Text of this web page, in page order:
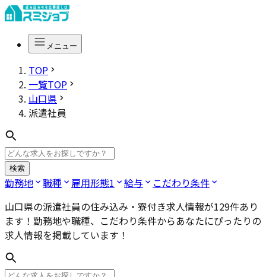
メニュー
TOP
一覧TOP
山口県
派遣社員
検索
勤務地 職種 雇用形態1 給与
こだわり条件
山口県の派遣社員の住み込み・寮付き求人情報が129件あり
ます！勤務地や職種、こだわり条件からあなたにぴったりの
求人情報を掲載しています！